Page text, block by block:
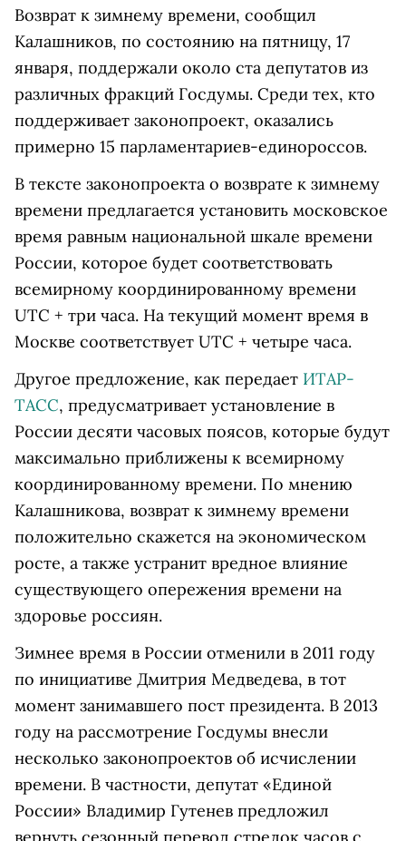
Возврат к зимнему времени, сообщил
Калашников, по состоянию на пятницу, 17
января, поддержали около ста депутатов из
различных фракций Госдумы. Среди тех, кто
поддерживает законопроект, оказались
примерно 15 парламентариев-единороссов.
В тексте законопроекта о возврате к зимнему
времени предлагается установить московское
время равным национальной шкале времени
России, которое будет соответствовать
всемирному координированному времени
UTC + три часа. На текущий момент время в
Москве соответствует UTC + четыре часа.
Другое предложение, как передает ИТАР-
ТАСС, предусматривает установление в
России десяти часовых поясов, которые будут
максимально приближены к всемирному
координированному времени. По мнению
Калашникова, возврат к зимнему времени
положительно скажется на экономическом
росте, а также устранит вредное влияние
существующего опережения времени на
здоровье россиян.
Зимнее время в России отменили в 2011 году
по инициативе Дмитрия Медведева, в тот
момент занимавшего пост президента. В 2013
году на рассмотрение Госдумы внесли
несколько законопроектов об исчислении
времени. В частности, депутат «Единой
России» Владимир Гутенев предложил